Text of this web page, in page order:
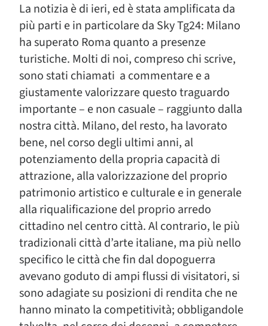
La notizia è di ieri, ed è stata amplificata da
più parti e in particolare da Sky Tg24: Milano
ha superato Roma quanto a presenze
turistiche. Molti di noi, compreso chi scrive,
sono stati chiamati a commentare e a
giustamente valorizzare questo traguardo
importante – e non casuale – raggiunto dalla
nostra città. Milano, del resto, ha lavorato
bene, nel corso degli ultimi anni, al
potenziamento della propria capacità di
attrazione, alla valorizzazione del proprio
patrimonio artistico e culturale e in generale
alla riqualificazione del proprio arredo
cittadino nel centro città. Al contrario, le più
tradizionali città d’arte italiane, ma più nello
specifico le città che fin dal dopoguerra
avevano goduto di ampi flussi di visitatori, si
sono adagiate su posizioni di rendita che ne
hanno minato la competitività; obbligandole